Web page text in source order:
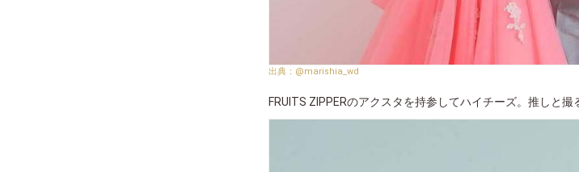
@marishia_wd
FRUITS ZIPPERのアクスタを持参してハイチーズ。推しと